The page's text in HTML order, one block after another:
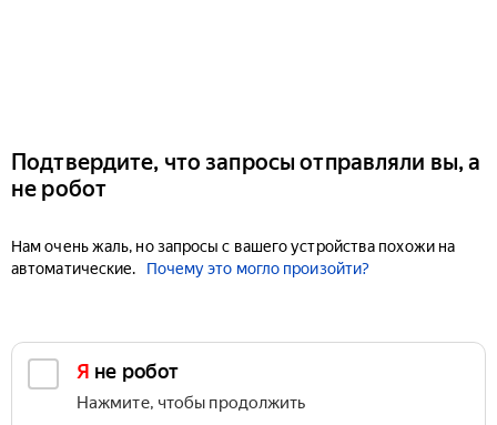
Подтвердите, что запросы отправляли вы, а
не робот
Нам очень жаль, но запросы с вашего устройства похожи на
автоматические.
Почему это могло произойти?
Я не робот
Нажмите, чтобы продолжить